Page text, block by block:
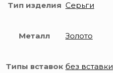
Тип изделия Серьги
Металл Золото
Типы вставок без вставки